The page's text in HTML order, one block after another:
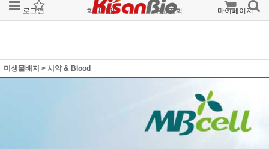
로그인 회원가입 주문조회 마이페이지
미생물배지 > 시약 & Blood